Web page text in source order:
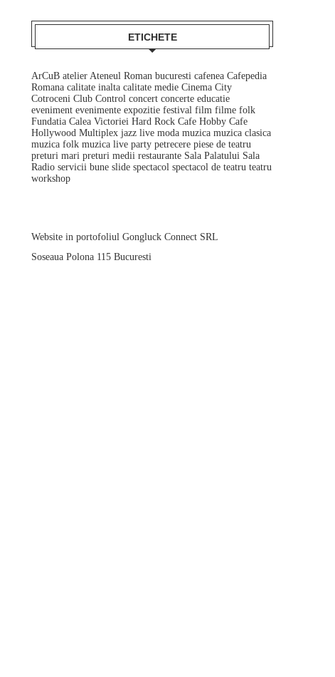
ETICHETE
ArCuB atelier Ateneul Roman bucuresti cafenea Cafepedia
Romana calitate inalta calitate medie Cinema City
Cotroceni Club Control concert concerte educatie
eveniment evenimente expozitie festival film filme folk
Fundatia Calea Victoriei Hard Rock Cafe Hobby Cafe
Hollywood Multiplex jazz live moda muzica muzica clasica
muzica folk muzica live party petrecere piese de teatru
preturi mari preturi medii restaurante Sala Palatului Sala
Radio servicii bune slide spectacol spectacol de teatru teatru
workshop
Website in portofoliul Gongluck Connect SRL
Soseaua Polona 115 Bucuresti